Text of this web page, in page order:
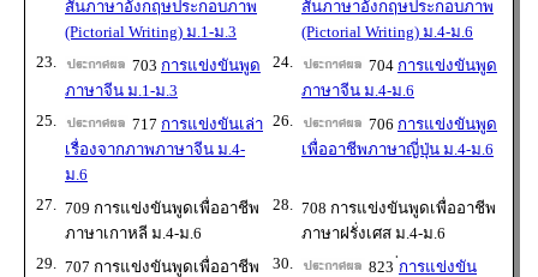
สั้นภาษาอังกฤษประกอบภาพ
(Pictorial Writing) ม.1-ม.3
สั้นภาษาอังกฤษประกอบภาพ
(Pictorial Writing) ม.4-ม.6
23.
703 การแข่งขันพูด
ภาษาจีน ม.1-ม.3
24. 704 การแข่งขันพูด
ภาษาจีน ม.4-ม.6
25.
717 การแข่งขันเล่า
เรื่องจากภาพภาษาจีน ม.4-
ม.6
26. 706 การแข่งขันพูด
เพื่ออาชีพภาษาญี่ปุ่น ม.4-ม.6
27.
709 การแข่งขันพูดเพื่ออาชีพ
ภาษาเกาหลี ม.4-ม.6
28.
708 การแข่งขันพูดเพื่ออาชีพ
ภาษาฝรั่งเศส ม.4-ม.6
29.
707 การแข่งขันพูดเพื่ออาชีพ
30. 823 ่การแข่งขัน